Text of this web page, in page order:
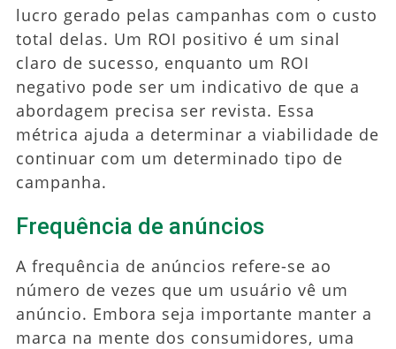
lucro gerado pelas campanhas com o custo
total delas. Um ROI positivo é um sinal
claro de sucesso, enquanto um ROI
negativo pode ser um indicativo de que a
abordagem precisa ser revista. Essa
métrica ajuda a determinar a viabilidade de
continuar com um determinado tipo de
campanha.
Frequência de anúncios
A frequência de anúncios refere-se ao
número de vezes que um usuário vê um
anúncio. Embora seja importante manter a
marca na mente dos consumidores, uma